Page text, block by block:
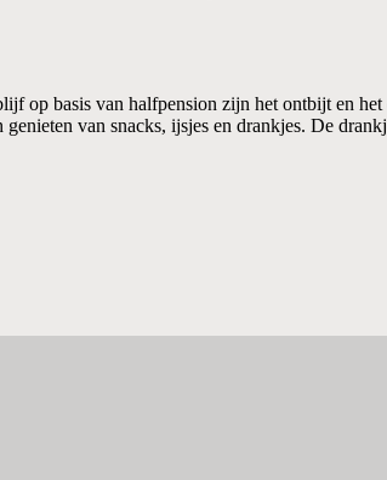
op basis van halfpension zijn het ontbijt en
van snacks, ijsjes en drankjes. De